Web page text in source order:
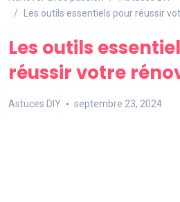
Les outils essentiels pour réussir
Les outils
réussir votre
Astuces DIY septembre 23, 2024